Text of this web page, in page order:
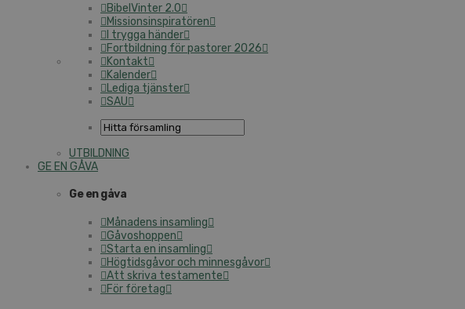
BibelVinter 2.0
Missionsinspiratören
I trygga händer
Fortbildning för pastorer 2026
Kontakt
Kalender
Lediga tjänster
SAU
UTBILDNING
GE EN GÅVA
Ge en gåva
Månadens insamling
Gåvoshoppen
Starta en insamling
Högtidsgåvor och minnesgåvor
Att skriva testamente
För företag